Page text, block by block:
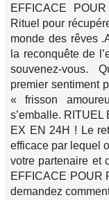
EFFICACE
Rituel pour
monde des rêves
la reconquête de
souvenez-vous.
premier sentiment
« frisson
s’emballe.
EX EN 24H ! Le
efficace par lequel
votre partenaire et
EFFICACE POUR
demandez